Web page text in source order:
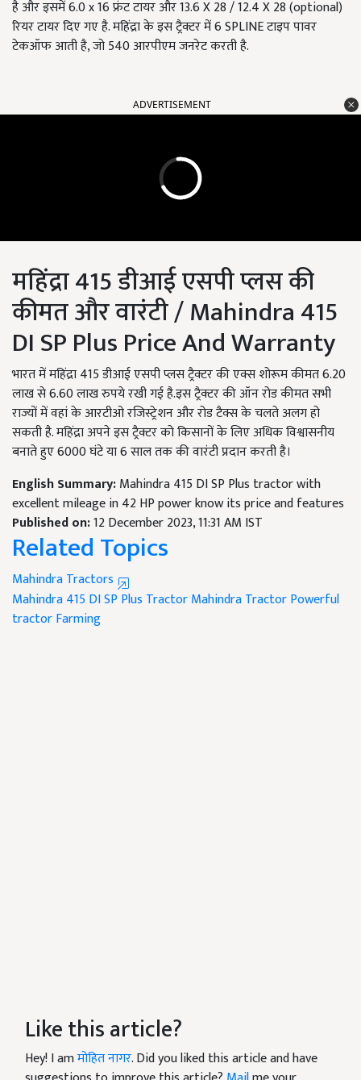
है और इसमें 6.0 x 16 फ्रंट टायर और 13.6 X 28 / 12.4 X 28 (optional)
रियर टायर दिए गए है. महिंद्रा के इस ट्रैक्टर में 6 SPLINE टाइप पावर
टेकऑफ आती है, जो 540 आरपीएम जनरेट करती है.
ADVERTISEMENT
महिंद्रा 415 डीआई एसपी प्लस की
कीमत और वारंटी / Mahindra 415
DI SP Plus Price And Warranty
भारत में महिंद्रा 415 डीआई एसपी प्लस ट्रैक्टर की एक्स शोरूम कीमत 6.20
लाख से 6.60 लाख रुपये रखी गई है.इस ट्रैक्टर की ऑन रोड कीमत सभी
राज्यों में वहां के आरटीओ रजिस्ट्रेशन और रोड टैक्स के चलते अलग हो
सकती है. महिंद्रा अपने इस ट्रैक्टर को किसानों के लिए अधिक विश्वासनीय
बनाते हुए 6000 घंटे या 6 साल तक की वारंटी प्रदान करती है।
English Summary:Mahindra 415 DI SP Plus tractor with
excellent mileage in 42 HP power know its price and features
Published on:12 December 2023, 11:31 AM IST
Related Topics
Mahindra Tractors
Mahindra 415 DI SP Plus TractorMahindra TractorPowerful
tractorFarming
Like this article?
Hey! I amमोहित नागर. Did you liked this article and have